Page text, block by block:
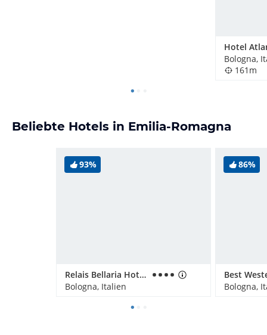
Hotel
Bologna,
161m
Beliebte Hotels in Emilia-Romagna
93%
Relais Bellaria Hotel & Congressi
Bologna, Italien
86%
Bologna,